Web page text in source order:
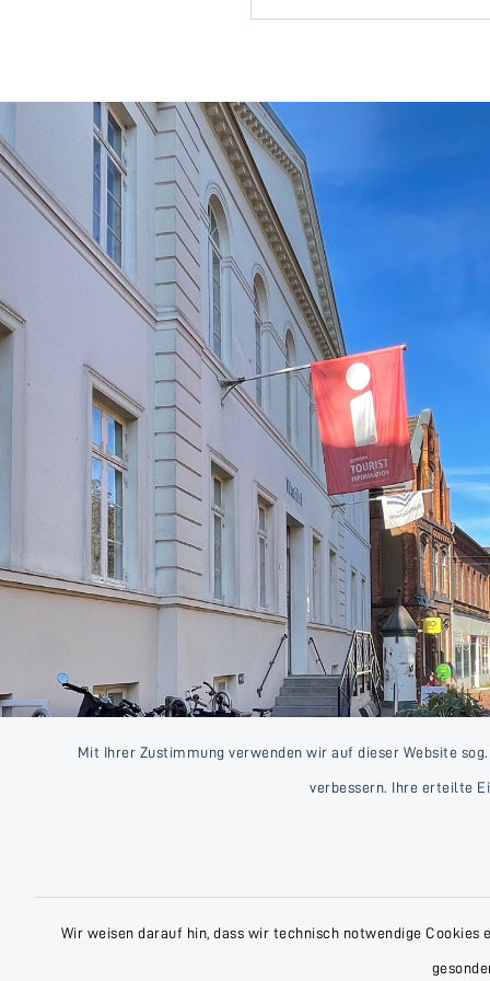
Mit Ihrer Zustimmung verwenden wir auf dieser Website
verbessern. Ihre erteilte
Wir weisen darauf hin, dass wir technisch notwendige